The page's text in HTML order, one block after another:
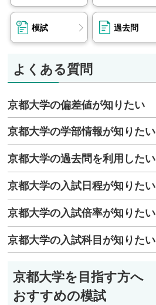
模試 過去問
よくある質問
京都大学の偏差値が知りたい
京都大学の学部情報が知りたい
京都大学の過去問を利用したい
京都大学の入試日程が知りたい
京都大学の入試倍率が知りたい
京都大学の入試科目が知りたい
京都大学を目指す方へ
おすすめの模試